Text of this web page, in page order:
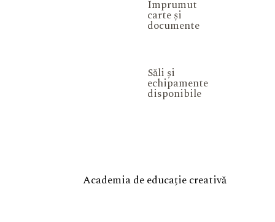
Împrumut
carte și
documente
Săli și
echipamente
disponibile
Academia de educație creativă